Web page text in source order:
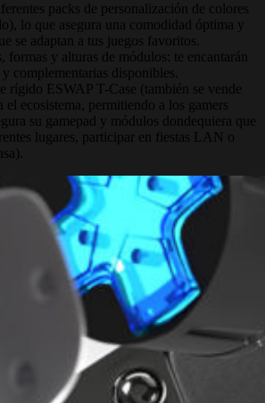
packs de personalización de colores
lo que asegura una comodidad óptima y
se adaptan a tus juegos favoritos.
formas y alturas de módulos: te encantarán
complementarias disponibles.
rígido ESWAP T-Case (también se vende
el ecosistema, permitiendo a los gamers
su gamepad y módulos dondequiera que
lugares, participar en fiestas LAN o